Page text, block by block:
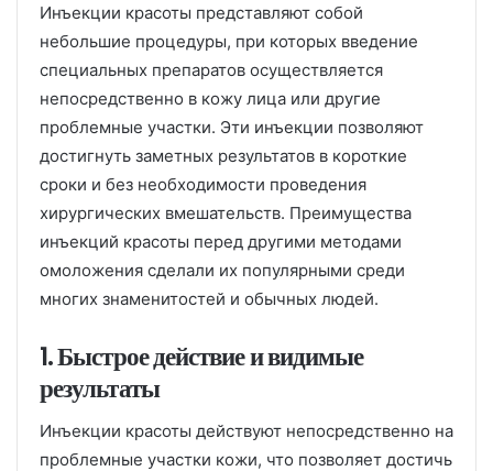
Инъекции красоты представляют собой
небольшие процедуры, при которых введение
специальных препаратов осуществляется
непосредственно в кожу лица или другие
проблемные участки. Эти инъекции позволяют
достигнуть заметных результатов в короткие
сроки и без необходимости проведения
хирургических вмешательств. Преимущества
инъекций красоты перед другими методами
омоложения сделали их популярными среди
многих знаменитостей и обычных людей.
1. Быстрое действие и видимые
результаты
Инъекции красоты действуют непосредственно на
проблемные участки кожи, что позволяет достичь